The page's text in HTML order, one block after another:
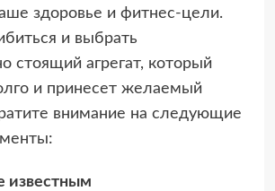
здоровье и фитнес-цели.
и выбрать
стоящий агрегат, который
и принесет желаемый
внимание на следующие
известным